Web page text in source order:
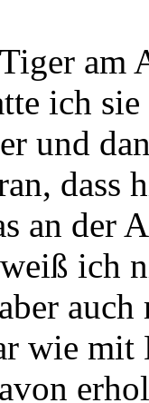
am
ich
und
dass
an der
ich
wie mit